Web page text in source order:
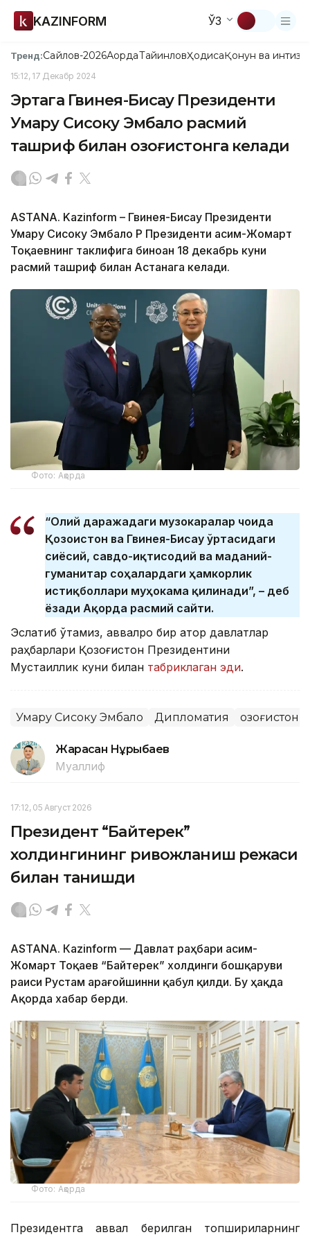
KAZINFORM ЎЗ
Тренд:Сайлов-2026АқордаТайинловҲодисаҚонун ва
15:12, 17 Декабр 2024
Эртага Гвинея-Бисау Президенти
Умару Сисоку Эмбало расмий
ташриф билан Қозоғистонга келади
ASTANA. Kazinform – Гвинея-Бисау Президенти
Умару Сисоку Эмбало ҚР Президенти Қасим-Жомарт
Тоқаевнинг таклифига биноан 18 декабрь куни
расмий ташриф билан Астанага келади.
Фото: Ақорда
“Олий даражадаги музокаралар чоғида
Қозоғистон ва Гвинея-Бисау ўртасидаги
сиёсий, савдо-иқтисодий ва маданий-
гуманитар соҳалардаги ҳамкорлик
истиқболлари муҳокама қилинади”, – деб
ёзади Ақорда расмий сайти.
Эслатиб ўтамиз, аввалроқ бир қатор давлатлар
раҳбарлари Қозоғистон Президентини
Мустақиллик куни билан табриклаган эди.
Умару Сисоку Эмбало Дипломатия Қозоғистон
Жарасқан Нұрыбаев
Муаллиф
17:12, 05 Август 2026
Президент “Байтерек”
холдингининг ривожланиш режаси
билан танишди
ASTANА. Каzinform — Давлат раҳбари Қасим-
Жомарт Тоқаев “Байтерек” холдинги бошқаруви
раиси Рустам Қарағойшинни қабул қилди. Бу ҳақда
Ақорда хабар берди.
Фото: Ақорда
Президентга аввал берилган топшириқларнинг